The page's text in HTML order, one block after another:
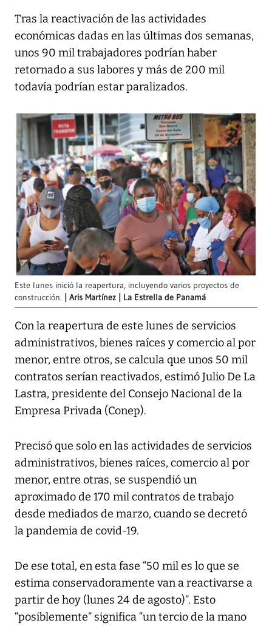
Tras la reactivación de las actividades
económicas dadas en las últimas dos semanas,
unos 90 mil trabajadores podrían haber
retornado a sus labores y más de 200 mil
todavía podrían estar paralizados.
Este lunes inició la reapertura, incluyendo varios proyectos de
construcción.
Aris Martínez | La Estrella de Panamá
Con la reapertura de este lunes de servicios
administrativos, bienes raíces y comercio al por
menor, entre otros, se calcula que unos 50 mil
contratos serían reactivados, estimó Julio De La
Lastra, presidente del Consejo Nacional de la
Empresa Privada (Conep).
Precisó que solo en las actividades de servicios
administrativos, bienes raíces, comercio al por
menor, entre otras, se suspendió un
aproximado de 170 mil contratos de trabajo
desde mediados de marzo, cuando se decretó
la pandemia de covid-19.
De ese total, en esta fase “50 mil es lo que se
estima conservadoramente van a reactivarse a
partir de hoy (lunes 24 de agosto)”. Esto
“posiblemente” significa “un tercio de la mano